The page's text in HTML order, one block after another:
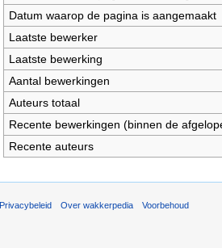
Datum waarop de pagina is aangemaakt
Laatste bewerker
Laatste bewerking
Aantal bewerkingen
Auteurs totaal
Recente bewerkingen (binnen de
Recente auteurs
Privacybeleid Over wakkerpedia Voorbehoud